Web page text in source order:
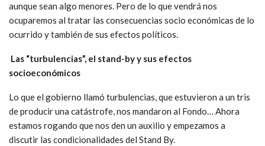
aunque sean algo menores. Pero de lo que vendrá nos
ocuparemos al tratar las consecuencias socio económicas de lo
ocurrido y también de sus efectos políticos.
Las “turbulencias”, el stand-by y sus efectos
socioeconómicos
Lo que el gobierno llamó turbulencias, que estuvieron a un tris
de producir una catástrofe, nos mandaron al Fondo… Ahora
estamos rogando que nos den un auxilio y empezamos a
discutir las condicionalidades del Stand By.